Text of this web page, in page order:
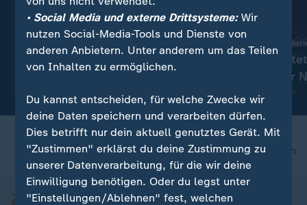
Aktuelle Sportnachrichten
Transfer-News in Bildern
Köln
Europameister
nach oben
• Social Media und externe Drittsysteme:Wir
nutzen Social-Media-Tools und Dienste von
anderen Anbietern. Unter anderem um das Teilen
von Inhalten zu ermöglichen.
Du kannst entscheiden, für welche Zwecke wir
deine Daten speichern und verarbeiten dürfen.
Dies betrifft nur dein aktuell genutztes Gerät. Mit
"Zustimmen" erklärst du deine Zustimmung zu
unserer Datenverarbeitung, für die wir deine
Einwilligung benötigen. Oder du legst unter
"Einstellungen/Ablehnen" fest, welchen